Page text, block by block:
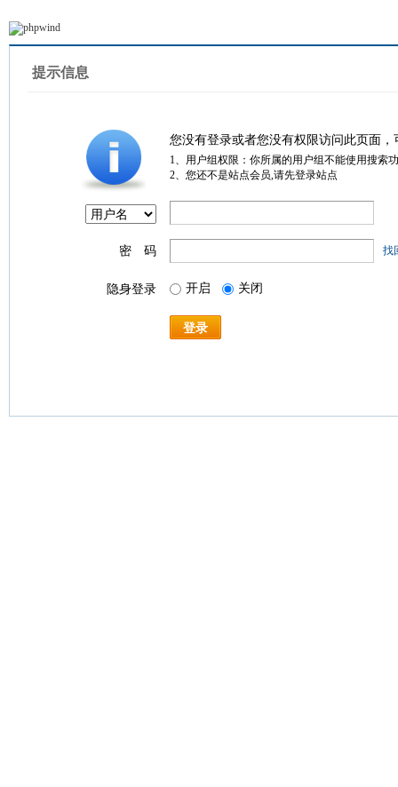
提示信息
您没有登录或者您没有权限访问此页面
1、用户组权限：你所属的用户组不能使用搜索
2、您还不是站点会员,请先登录站点
密 码 找
隐身登录 开启 关闭
登录